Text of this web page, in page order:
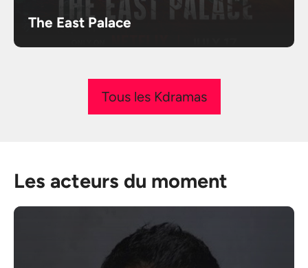
The East Palace
Tous les Kdramas
Les acteurs du moment